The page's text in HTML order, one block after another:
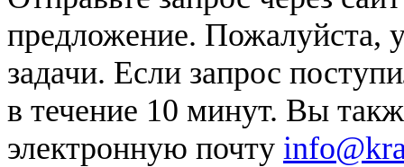
предложение. Пожалуйста,
задачи. Если запрос
в течение 10 минут. Вы
электронную почту